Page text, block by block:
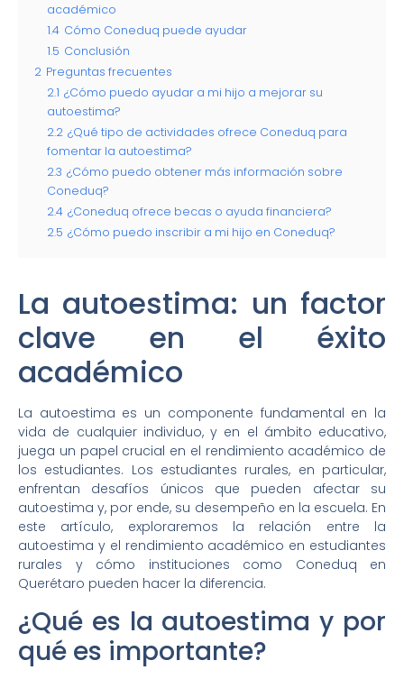
académico
1.4 Cómo Coneduq puede ayudar
1.5 Conclusión
2 Preguntas frecuentes
2.1 ¿Cómo puedo ayudar a mi hijo a mejorar su
autoestima?
2.2 ¿Qué tipo de actividades ofrece Coneduq para
fomentar la autoestima?
2.3 ¿Cómo puedo obtener más información sobre
Coneduq?
2.4 ¿Coneduq ofrece becas o ayuda financiera?
2.5 ¿Cómo puedo inscribir a mi hijo en Coneduq?
La autoestima: un factor
clave en el éxito
académico
La autoestima es un componente fundamental en la
vida de cualquier individuo, y en el ámbito educativo,
juega un papel crucial en el rendimiento académico de
los estudiantes. Los estudiantes rurales, en particular,
enfrentan desafíos únicos que pueden afectar su
autoestima y, por ende, su desempeño en la escuela. En
este artículo, exploraremos la relación entre la
autoestima y el rendimiento académico en estudiantes
rurales y cómo instituciones como Coneduq en
Querétaro pueden hacer la diferencia.
¿Qué es la autoestima y por
qué es importante?